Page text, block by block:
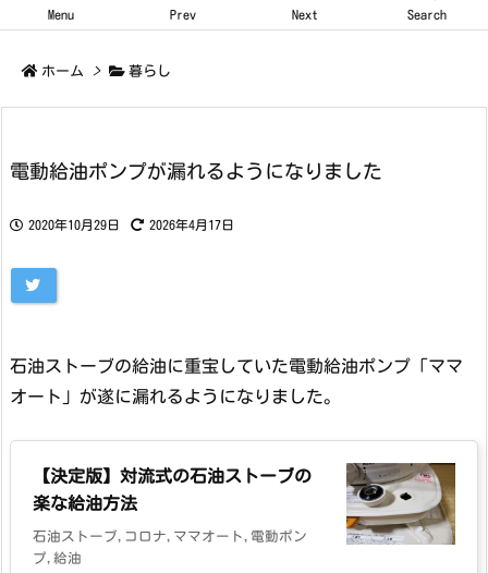
Menu Prev Next Search
ホーム > 暮らし
電動給油ポンプが漏れるようになりました
2020年10月29日 2026年4月17日
石油ストーブの給油に重宝していた電動給油ポンプ「ママ
オート」が遂に漏れるようになりました。
【決定版】対流式の石油ストーブの
楽な給油方法
石油ストーブ,コロナ,ママオート,電動ポン
プ,給油